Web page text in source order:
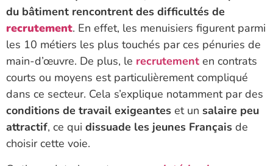
du bâtiment rencontrent des difficultés de
recrutement. En effet, les menuisiers figurent parmi
les 10 métiers les plus touchés par ces pénuries de
main-d’œuvre. De plus, le recrutement en contrats
courts ou moyens est particulièrement compliqué
dans ce secteur. Cela s’explique notamment par des
conditions de travail exigeantes et un salaire peu
attractif, ce qui dissuade les jeunes Français de
choisir cette voie.